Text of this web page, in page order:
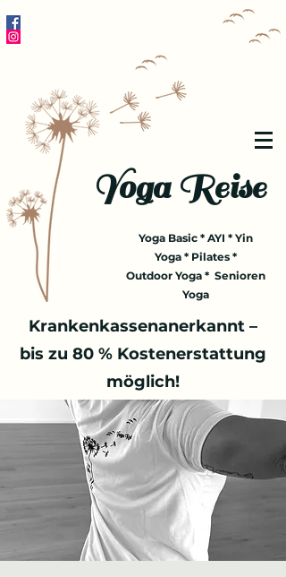
Yoga Reise
Yoga Basic * AYI * Yin
Yoga * Pilates *
Outdoor Yoga * Senioren
Yoga
Krankenkassenanerkannt –
bis zu 80 % Kostenerstattung
möglich!